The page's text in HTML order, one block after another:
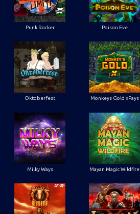
Punk Rocker Poison Eve
Oktoberfest Monkeys Gold xPays
Milky Ways Mayan Magic Wildfire